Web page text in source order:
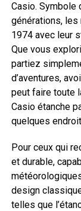
Casio.
générations,
1974 avec leur
Que vous
partiez
d’aventures,
peut faire toute
Casio étanche
quelques
Pour ceux qui
et durable,
design
telles que